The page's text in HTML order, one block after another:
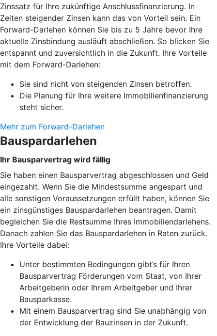
Zinssatz für Ihre zukünftige Anschlussfinanzierung. In
Zeiten steigender Zinsen kann das von Vorteil sein. Ein
Forward-Darlehen können Sie bis zu 5 Jahre bevor Ihre
aktuelle Zinsbindung ausläuft abschließen. So blicken Sie
entspannt und zuversichtlich in die Zukunft. Ihre Vorteile
mit dem Forward-Darlehen:
Sie sind nicht von steigenden Zinsen betroffen.
Die Planung für Ihre weitere Immobilienfinanzierung
steht sicher.
Mehr zum Forward-Darlehen
Bauspardarlehen
Ihr Bausparvertrag wird fällig
Sie haben einen Bausparvertrag abgeschlossen und Geld
eingezahlt. Wenn Sie die Mindestsumme angespart und
alle sonstigen Voraussetzungen erfüllt haben, können Sie
ein zinsgünstiges Bauspardarlehen beantragen. Damit
begleichen Sie die Restsumme Ihres Immobiliendarlehens.
Danach zahlen Sie das Bauspardarlehen in Raten zurück.
Ihre Vorteile dabei:
Unter bestimmten Bedingungen gibt’s für Ihren
Bausparvertrag Förderungen vom Staat, von Ihrer
Arbeitgeberin oder Ihrem Arbeitgeber und Ihrer
Bausparkasse.
Mit einem Bausparvertrag sind Sie unabhängig von
der Entwicklung der Bauzinsen in der Zukunft.